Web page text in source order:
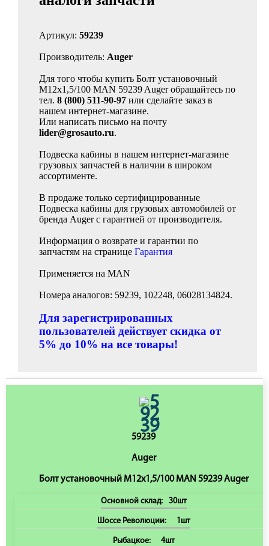
Артикул: 59239
Производитель: Auger
Для того чтобы купить Бoлт установочный
M12x1,5/100 MAN 59239 Auger обращайтесь по
тел. 8 (800) 511-90-97 или сделайте заказ в
нашем интернет-магазине.
Или написать письмо на почту
lider@grosauto.ru.
Подвеска кабины в нашем интернет-магазине
грузовых запчастей в наличии в широком
ассортименте.
В продаже только сертифицированные
Подвеска кабины для грузовых автомобилей от
бренда Auger с гарантией от производителя.
Информация о возврате и гарантии по
запчастям на странице Гарантия
Применяется на MAN
Номера аналогов: 59239, 102248, 06028134824.
Для зарегистрированных
пользователей действует скидка от
5% до 10% на все товары!
59239
Auger
Бoлт установочный M12x1,5/100 MAN 59239 Auger
Основной склад: 30шт
Шоссе Революции: 1шт
Рыбацкое: 4шт